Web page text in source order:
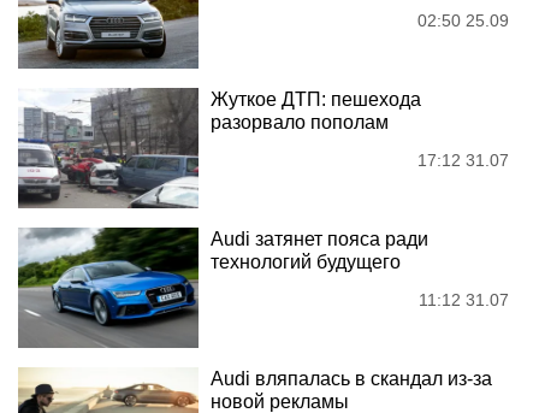
02:50 25.09
Жуткое ДТП: пешехода
разорвало пополам
17:12 31.07
Audi затянет пояса ради
технологий будущего
11:12 31.07
Audi вляпалась в скандал из-за
новой рекламы